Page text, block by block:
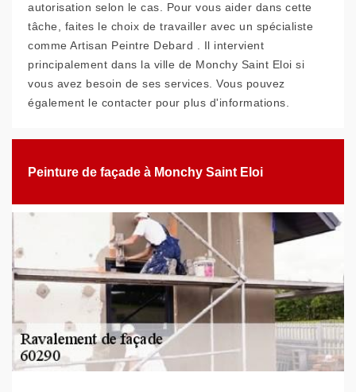
autorisation selon le cas. Pour vous aider dans cette
tâche, faites le choix de travailler avec un spécialiste
comme Artisan Peintre Debard . Il intervient
principalement dans la ville de Monchy Saint Eloi si
vous avez besoin de ses services. Vous pouvez
également le contacter pour plus d'informations.
Peinture de façade à Monchy Saint Eloi